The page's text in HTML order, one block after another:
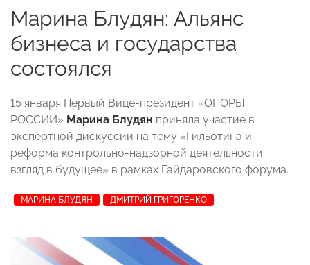
Марина Блудян: Альянс
бизнеса и государства
состоялся
15 января Первый Вице-президент «ОПОРЫ
РОССИИ» Марина Блудян приняла участие в
экспертной дискуссии на тему «Гильотина и
реформа контрольно-надзорной деятельности:
взгляд в будущее» в рамках Гайдаровского форума.
МАРИНА БЛУДЯН ДМИТРИЙ ГРИГОРЕНКО